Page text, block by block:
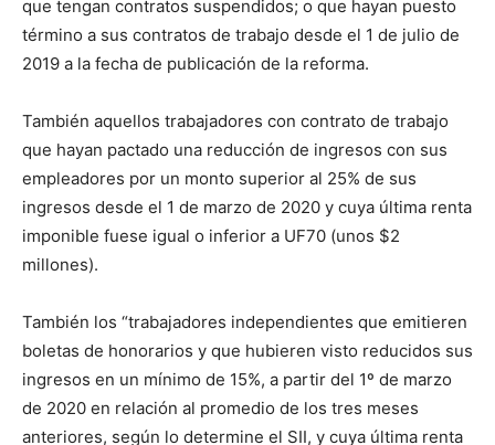
que tengan contratos suspendidos; o que hayan puesto
término a sus contratos de trabajo desde el 1 de julio de
2019 a la fecha de publicación de la reforma.
También aquellos trabajadores con contrato de trabajo
que hayan pactado una reducción de ingresos con sus
empleadores por un monto superior al 25% de sus
ingresos desde el 1 de marzo de 2020 y cuya última renta
imponible fuese igual o inferior a UF70 (unos $2
millones).
También los “trabajadores independientes que emitieren
boletas de honorarios y que hubieren visto reducidos sus
ingresos en un mínimo de 15%, a partir del 1º de marzo
de 2020 en relación al promedio de los tres meses
anteriores, según lo determine el SII, y cuya última renta